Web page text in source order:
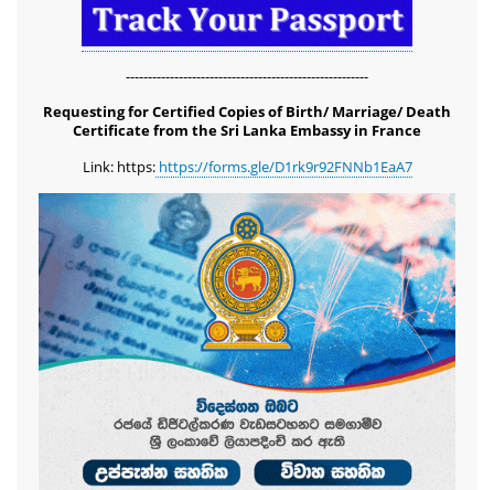
-------------------------------------------------------
Requesting for Certified Copies of Birth/ Marriage/ Death
Certificate from the Sri Lanka Embassy in France
Link: https:https://forms.gle/D1rk9r92FNNb1EaA7